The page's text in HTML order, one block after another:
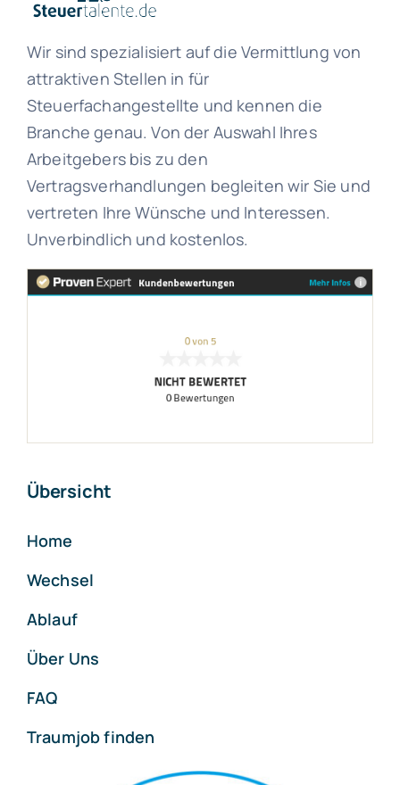
Wir sind spezialisiert auf die Vermittlung von
attraktiven Stellen in für
Steuerfachangestellte und kennen die
Branche genau. Von der Auswahl Ihres
Arbeitgebers bis zu den
Vertragsverhandlungen begleiten wir Sie und
vertreten Ihre Wünsche und Interessen.
Unverbindlich und kostenlos.
Übersicht
Home
Wechsel
Ablauf
Über Uns
FAQ
Traumjob finden